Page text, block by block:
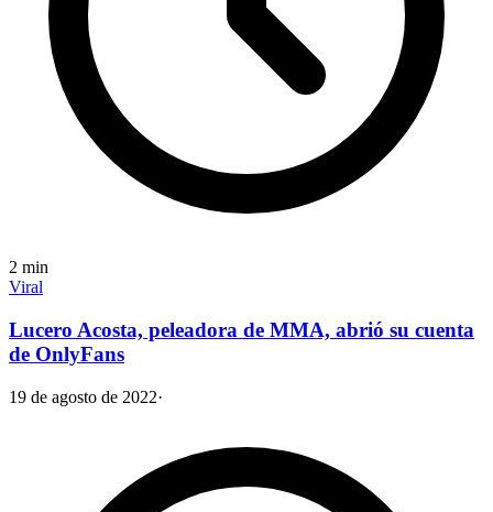
2 min
Viral
Lucero Acosta, peleadora de MMA, abrió su cuenta
de OnlyFans
19 de agosto de 2022·